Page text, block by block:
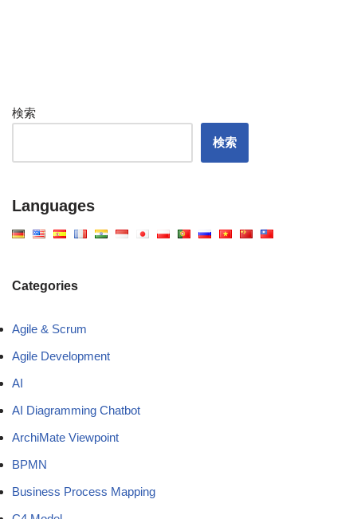
検索
検索
Languages
Categories
Agile & Scrum
Agile Development
AI
AI Diagramming Chatbot
ArchiMate Viewpoint
BPMN
Business Process Mapping